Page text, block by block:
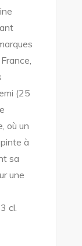
(25
où un
à
sa
une
cl.